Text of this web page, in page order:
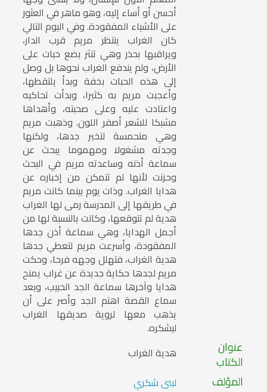
أحسن أو أساء إليه، وهو ماهر في العثور
على الأشياء المفقودة. وفي اليوم التالي
كان الغراب ينتظر مريم قرب الدار،
ويراقبها بحذر وهي تنثر بضع حبات على
الأرض، ولم يندفع الغراب نحوها بل وصل
إلى هذه الحبات بخفة وبدأ يلتقطها،
وأعجبت مريم به كثيرا، وبدأت تحاكيه
واعتادت عليه وعلى صحبته، وأهداها
مشبكا للشعر أصفر اللون. وذهبت مريم
وهي متحمسة لتخبر جدها، ولكنها
وجدته مشغولا ومهموما يبحث عن
سماعة أذنه وساعدته مريم في البحث
وحزنت لأنها لم تتمكن من إخباره عن
هدايا الغراب. وذات يوم بينما كانت مريم
في طريقها إلى المدرسة رمى لها الغراب
هدية لم تتوقعها، وكانت بالنسبة لها من
أجمل الهدايا، وهي سماعة أذن جدها
المفقودة، وأسرعت مريم لتعطي جدها
هدية الغراب، فتهلل وجهه فرحا، وحكت
مريم لجدها حكاية جديدة عن غراب يمنح
هدايا وآخرها سماعة الجد الحبيب، وبعد
سماع القصة اهتم الجد وأصر على أن
يذهب معها لروية صديقها الغراب
ليشكره.
عنوان
الكتاب هدية الغراب
المؤلف لبنى شكري